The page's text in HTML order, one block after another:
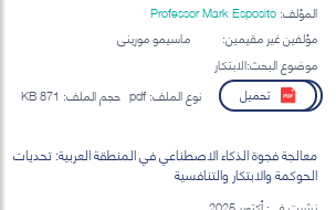
المؤلف: Professor Mark Esposito
مؤلفين غير مقيمين:
ماسيمو موريني
موضوع البحث:الابتكار
تحميل
نوع الملف: حجم الملف:
معالجة فجوة الذكاء الاصطناعي في المنطقة العربية: تحديات
الحوكمة والابتكار والتنافسية